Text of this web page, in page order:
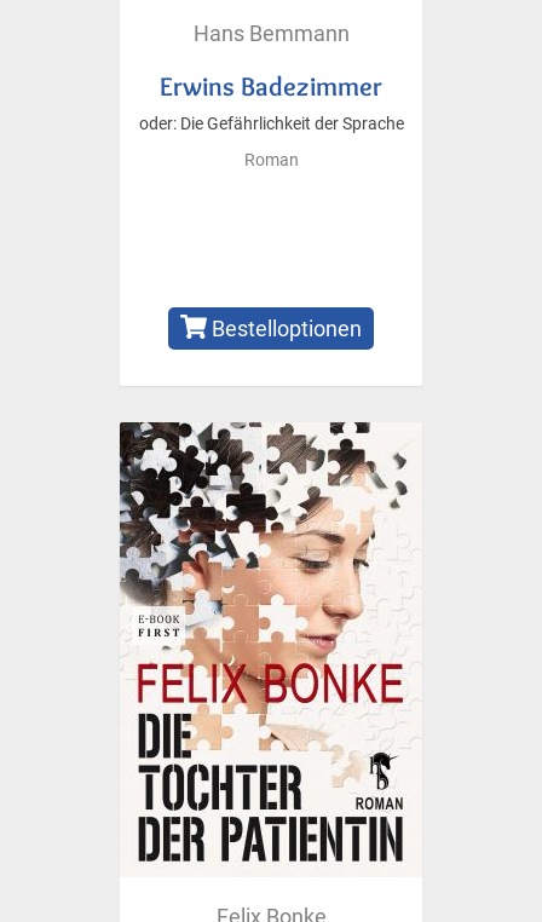
Hans Bemmann
Erwins Badezimmer
oder: Die Gefährlichkeit der Sprache
Roman
Bestelloptionen
Felix Bonke